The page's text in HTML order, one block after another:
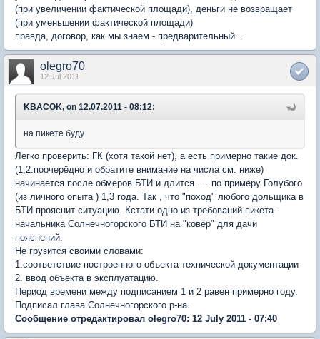
(при увеличении фактической площади), деньги не возвращает
(при уменьшении фактической площади)
правда, договор, как мы знаем - предварительный...
olegro70
12 Jul 2011
KBACOK, on 12.07.2011 - 08:12:
на пикете буду
Легко проверить: ГК (хотя такой нет), а есть примерно такие док.
(1,2.поочерёдно и обратите внимание на числа см. ниже)
начинается после обмеров БТИ и длится .... по примеру Голубого
(из личного опыта ) 1,3 года. Так , что "поход" любого дольщика в
БТИ прояснит ситуацию. Кстати одно из требований пикета -
начальника Солнечногорского БТИ на "ковёр" для дачи
пояснений.
Не грузится своими словами:
1.соответствие построенного объекта технической документации
2. ввод объекта в эксплуатацию.
Период времени между подписанием 1 и 2 равен примерно году.
Подписал глава Солнечногорского р-на.
Сообщение отредактировал olegro70: 12 July 2011 - 07:40